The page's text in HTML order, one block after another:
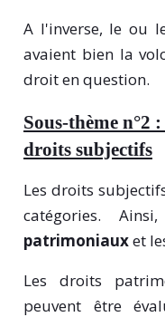
A l'inverse, le ou
avaient bien la
droit en question.
Sous-thème n°2
droits subjectifs
Les droits
catégories.
patrimoniauxet
Les droits
peuvent être